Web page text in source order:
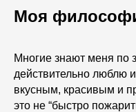
Моя
Многие знают меня по
действительно люблю
вкусным, красивым и
это не “быстро